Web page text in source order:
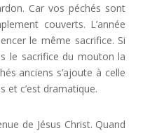
Car vos péchés sont
couverts. L’année
le même sacrifice. Si
le sacrifice du mouton la
anciens s’ajoute à celle
et c’est dramatique.
de Jésus Christ. Quand